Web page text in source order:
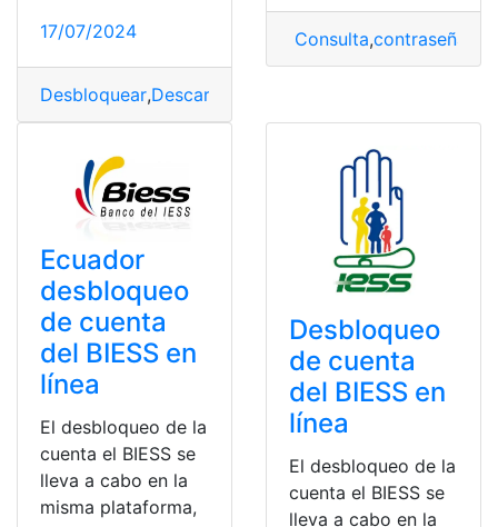
17/07/2024
Desbloquear,Descargar
Consulta,contraseña
Ecuador
desbloqueo
de cuenta
del BIESS en
línea
El desbloqueo de la
cuenta el BIESS se
lleva a cabo en la
misma plataforma,
Desbloqueo
de cuenta
del BIESS en
línea
El desbloqueo de la
cuenta el BIESS se
lleva a cabo en la